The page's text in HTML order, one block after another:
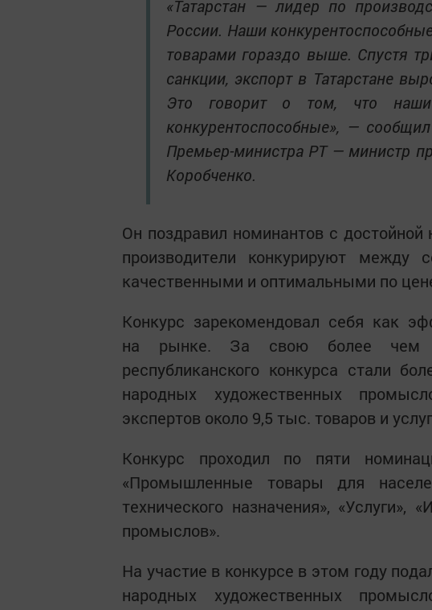
«Татарстан — лидер по
России. Наши
товарами гораздо выше. Спустя
санкции, экспорт в Татарстане
Это говорит о том, что
конкурентоспособные», —
Премьер-министра РТ — министр
Коробченко.
Он поздравил номинантов с достойной
производители конкурируют между
качественными и оптимальными по
Конкурс зарекомендовал себя как
на рынке. За свою более чем
республиканского конкурса стали
народных художественных
экспертов около 9,5 тыс. товаров и
Конкурс проходил по пяти
«Промышленные товары для
технического назначения»,
промыслов».
На участие в конкурсе в этом году
народных художественных